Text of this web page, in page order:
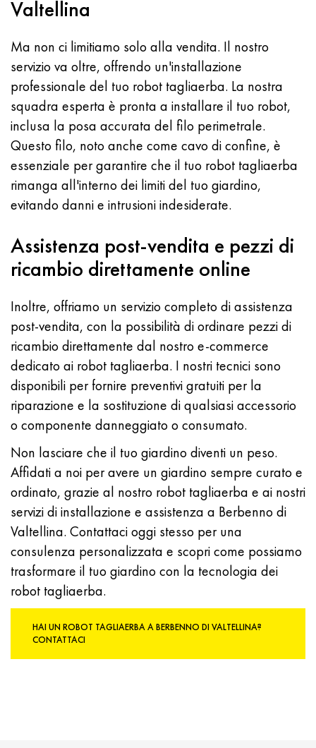
Valtellina
Ma non ci limitiamo solo alla vendita. Il nostro
servizio va oltre, offrendo un'installazione
professionale del tuo robot tagliaerba. La nostra
squadra esperta è pronta a installare il tuo robot,
inclusa la posa accurata del filo perimetrale.
Questo filo, noto anche come cavo di confine, è
essenziale per garantire che il tuo robot tagliaerba
rimanga all'interno dei limiti del tuo giardino,
evitando danni e intrusioni indesiderate.
Assistenza post-vendita e pezzi di
ricambio direttamente online
Inoltre, offriamo un servizio completo di assistenza
post-vendita, con la possibilità di ordinare pezzi di
ricambio direttamente dal nostro e-commerce
dedicato ai robot tagliaerba. I nostri tecnici sono
disponibili per fornire preventivi gratuiti per la
riparazione e la sostituzione di qualsiasi accessorio
o componente danneggiato o consumato.
Non lasciare che il tuo giardino diventi un peso.
Affidati a noi per avere un giardino sempre curato e
ordinato, grazie al nostro robot tagliaerba e ai nostri
servizi di installazione e assistenza a Berbenno di
Valtellina. Contattaci oggi stesso per una
consulenza personalizzata e scopri come possiamo
trasformare il tuo giardino con la tecnologia dei
robot tagliaerba.
HAI UN ROBOT TAGLIAERBA A BERBENNO DI VALTELLINA?
CONTATTACI